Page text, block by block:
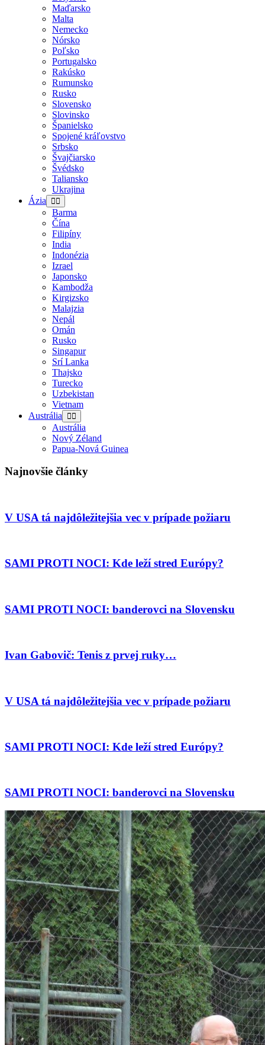
Maďarsko
Malta
Nemecko
Nórsko
Poľsko
Portugalsko
Rakúsko
Rumunsko
Rusko
Slovensko
Slovinsko
Španielsko
Spojené kráľovstvo
Srbsko
Švajčiarsko
Švédsko
Taliansko
Ukrajina
Ázia
Barma
Čína
Filipíny
India
Indonézia
Izrael
Japonsko
Kambodža
Kirgizsko
Malajzia
Nepál
Omán
Rusko
Singapur
Srí Lanka
Thajsko
Turecko
Uzbekistan
Vietnam
Austrália
Austrália
Nový Zéland
Papua-Nová Guinea
Najnovšie články
V USA tá najdôležitejšia vec v prípade požiaru
SAMI PROTI NOCI: Kde leží stred Európy?
SAMI PROTI NOCI: banderovci na Slovensku
Ivan Gabovič: Tenis z prvej ruky…
V USA tá najdôležitejšia vec v prípade požiaru
SAMI PROTI NOCI: Kde leží stred Európy?
SAMI PROTI NOCI: banderovci na Slovensku